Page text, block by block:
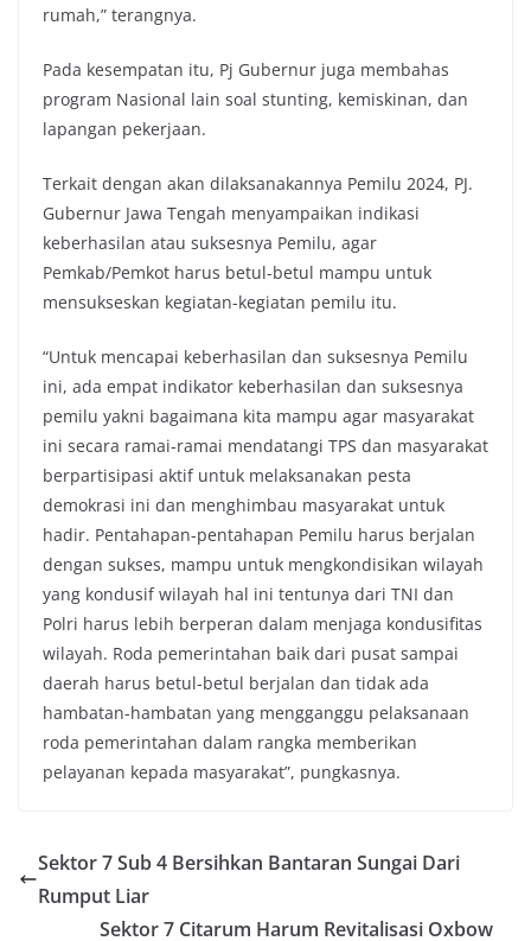
rumah,” terangnya.
Pada kesempatan itu, Pj Gubernur juga membahas
program Nasional lain soal stunting, kemiskinan, dan
lapangan pekerjaan.
Terkait dengan akan dilaksanakannya Pemilu 2024, PJ.
Gubernur Jawa Tengah menyampaikan indikasi
keberhasilan atau suksesnya Pemilu, agar
Pemkab/Pemkot harus betul-betul mampu untuk
mensukseskan kegiatan-kegiatan pemilu itu.
“Untuk mencapai keberhasilan dan suksesnya Pemilu
ini, ada empat indikator keberhasilan dan suksesnya
pemilu yakni bagaimana kita mampu agar masyarakat
ini secara ramai-ramai mendatangi TPS dan masyarakat
berpartisipasi aktif untuk melaksanakan pesta
demokrasi ini dan menghimbau masyarakat untuk
hadir. Pentahapan-pentahapan Pemilu harus berjalan
dengan sukses, mampu untuk mengkondisikan wilayah
yang kondusif wilayah hal ini tentunya dari TNI dan
Polri harus lebih berperan dalam menjaga kondusifitas
wilayah. Roda pemerintahan baik dari pusat sampai
daerah harus betul-betul berjalan dan tidak ada
hambatan-hambatan yang mengganggu pelaksanaan
roda pemerintahan dalam rangka memberikan
pelayanan kepada masyarakat”, pungkasnya.
Sektor 7 Sub 4 Bersihkan Bantaran Sungai Dari
Rumput Liar
Sektor 7 Citarum Harum Revitalisasi Oxbow